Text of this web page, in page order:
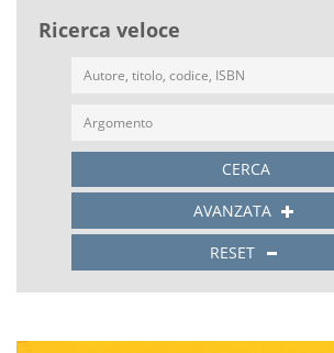
Ricerca veloce
CERCA
AVANZATA
RESET